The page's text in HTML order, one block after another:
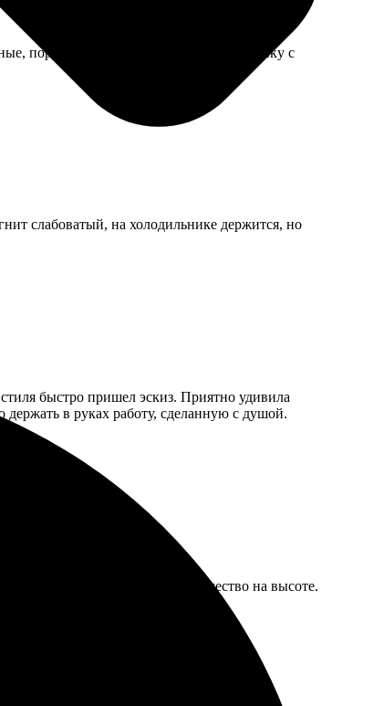
порезка аккуратная. Упакованы в стопку с
слабоватый, на холодильнике держится, но
быстро пришел эскиз. Приятно удивила
в руках работу, сделанную с душой.
срок. Результат порадовал, качество на высоте.